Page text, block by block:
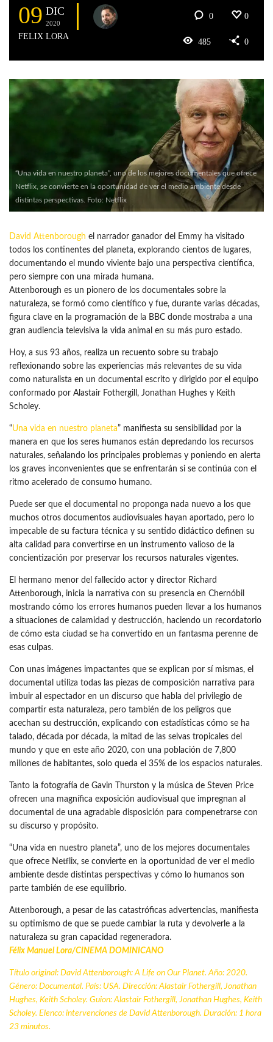
09 DIC
2020
FELIX LORA
0 0
485 0
“Una vida en nuestro planeta”, uno de los mejores documentales que ofrece
Netflix, se convierte en la oportunidad de ver el medio ambiente desde
distintas perspectivas. Foto: Netflix
David Attenborough el narrador ganador del Emmy ha visitado
todos los continentes del planeta, explorando cientos de lugares,
documentando el mundo viviente bajo una perspectiva científica,
pero siempre con una mirada humana.
Attenborough es un pionero de los documentales sobre la
naturaleza, se formó como científico y fue, durante varias décadas,
figura clave en la programación de la BBC donde mostraba a una
gran audiencia televisiva la vida animal en su más puro estado.
Hoy, a sus 93 años, realiza un recuento sobre su trabajo
reflexionando sobre las experiencias más relevantes de su vida
como naturalista en un documental escrito y dirigido por el equipo
conformado por Alastair Fothergill, Jonathan Hughes y Keith
Scholey.
“Una vida en nuestro planeta” manifiesta su sensibilidad por la
manera en que los seres humanos están depredando los recursos
naturales, señalando los principales problemas y poniendo en alerta
los graves inconvenientes que se enfrentarán si se continúa con el
ritmo acelerado de consumo humano.
Puede ser que el documental no proponga nada nuevo a los que
muchos otros documentos audiovisuales hayan aportado, pero lo
impecable de su factura técnica y su sentido didáctico definen su
alta calidad para convertirse en un instrumento valioso de la
concientización por preservar los recursos naturales vigentes.
El hermano menor del fallecido actor y director Richard
Attenborough, inicia la narrativa con su presencia en Chernóbil
mostrando cómo los errores humanos pueden llevar a los humanos
a situaciones de calamidad y destrucción, haciendo un recordatorio
de cómo esta ciudad se ha convertido en un fantasma perenne de
esas culpas.
Con unas imágenes impactantes que se explican por sí mismas, el
documental utiliza todas las piezas de composición narrativa para
imbuir al espectador en un discurso que habla del privilegio de
compartir esta naturaleza, pero también de los peligros que
acechan su destrucción, explicando con estadísticas cómo se ha
talado, década por década, la mitad de las selvas tropicales del
mundo y que en este año 2020, con una población de 7,800
millones de habitantes, solo queda el 35% de los espacios naturales.
Tanto la fotografía de Gavin Thurston y la música de Steven Price
ofrecen una magnífica exposición audiovisual que impregnan al
documental de una agradable disposición para compenetrarse con
su discurso y propósito.
“Una vida en nuestro planeta”, uno de los mejores documentales
que ofrece Netflix, se convierte en la oportunidad de ver el medio
ambiente desde distintas perspectivas y cómo lo humanos son
parte también de ese equilibrio.
Attenborough, a pesar de las catastróficas advertencias, manifiesta
su optimismo de que se puede cambiar la ruta y devolverle a la
naturaleza su gran capacidad regeneradora.
Félix Manuel Lora/CINEMA DOMINICANO
Título original: David Attenborough: A Life on Our Planet. Año: 2020.
Género: Documental. País: USA. Dirección: Alastair Fothergill, Jonathan
Hughes, Keith Scholey. Guion: Alastair Fothergill, Jonathan Hughes, Keith
Scholey. Elenco: intervenciones de David Attenborough. Duración: 1 hora
23 minutos.